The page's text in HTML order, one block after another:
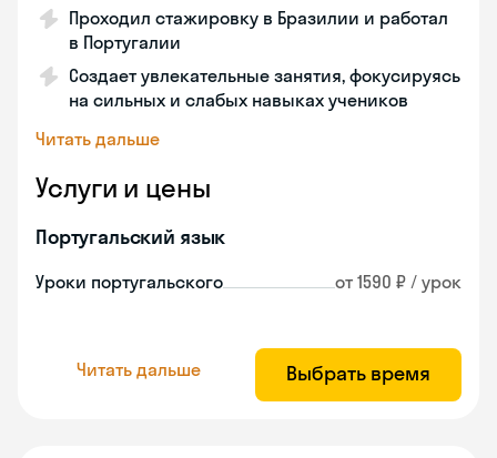
Проходил стажировку в Бразилии и работал
в Португалии
Создает увлекательные занятия, фокусируясь
на сильных и слабых навыках учеников
Читать дальше
Услуги и цены
Португальский язык
Уроки португальского от 1590 ₽ / урок
Читать дальше Выбрать время